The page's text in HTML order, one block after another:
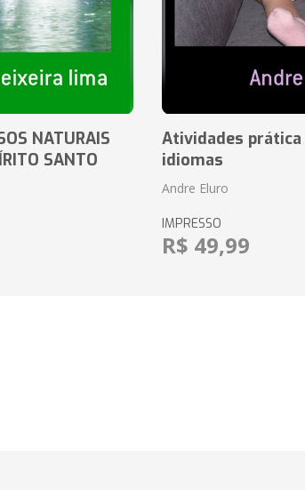
NATURAIS
SANTO
Atividades
idiomas
Andre Eluro
IMPRESSO
R$ 49,99